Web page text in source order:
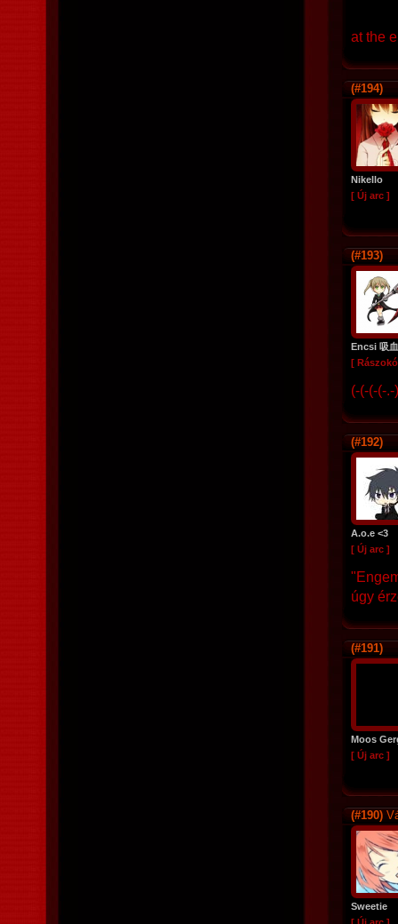
at the
(#194)
Nikello
[ Új arc ]
(#193)
Encsi 吸
[
(-(-(-(-
(#192)
A.o.e <3
[ Új arc ]
úgy
(#191)
Moos
[ Új arc ]
(#190)
Sweetie